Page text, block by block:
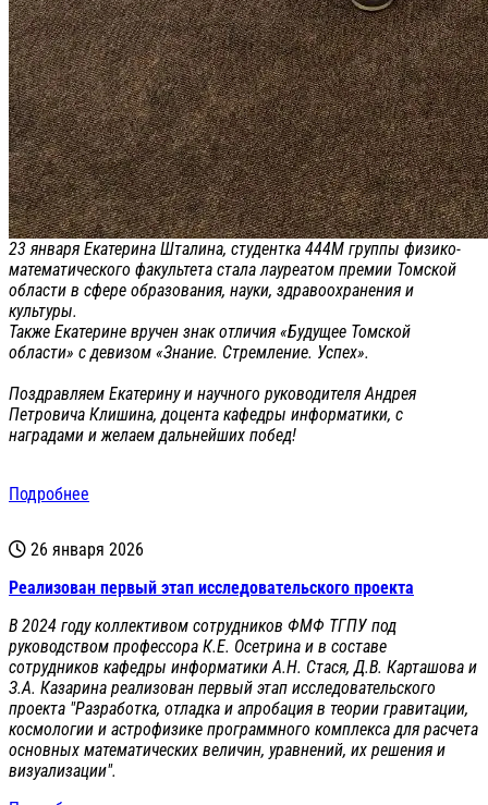
23 января Екатерина Шталина, студентка 444М группы физико-
математического факультета стала лауреатом премии Томской
области в сфере образования, науки, здравоохранения и
культуры.
Также Екатерине вручен знак отличия «Будущее Томской
области» с девизом «Знание. Стремление. Успех».
Поздравляем Екатерину и научного руководителя Андрея
Петровича Клишина, доцента кафедры информатики, с
наградами и желаем дальнейших побед!
Подробнее
26 января 2026
Реализован первый этап исследовательского проекта
В 2024 году коллективом сотрудников ФМФ ТГПУ под
руководством профессора К.Е. Осетрина и в составе
сотрудников кафедры информатики А.Н. Стася, Д.В. Карташова и
З.А. Казарина реализован первый этап исследовательского
проекта "Разработка, отладка и апробация в теории гравитации,
космологии и астрофизике программного комплекса для расчета
основных математических величин, уравнений, их решения и
визуализации".